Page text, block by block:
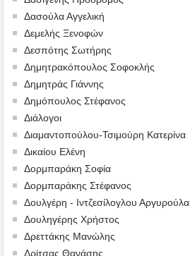
Δασούλα Αγγελική
Δεμελής Ξενοφών
Δεσπότης Σωτήρης
Δημητρακόπουλος Σοφοκλής
Δημητράς Γιάννης
Δημόπουλος Στέφανος
Διάλογοι
Διαμαντοπούλου-Τσιμούρη Κατερίνα
Δικαίου Ελένη
Δορμπαράκη Σοφία
Δορμπαράκης Στέφανος
Δουλγέρη - Ιντζεσίλογλου Αργυρούλα
Δουληγέρης Χρήστος
Δρεττάκης Μανώλης
Δρίτσας Θανάσης